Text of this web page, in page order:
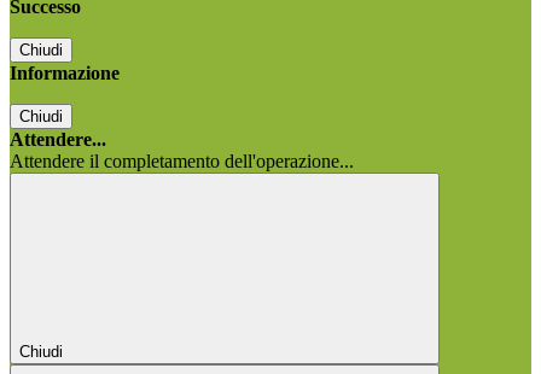
Successo
Chiudi
Informazione
Chiudi
Attendere...
Attendere il completamento dell'operazione...
Chiudi